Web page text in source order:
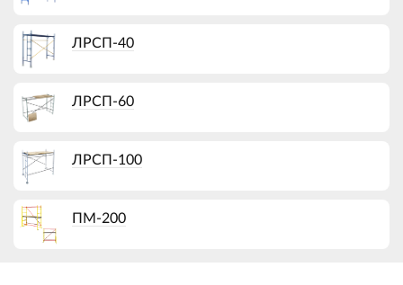
ЛРСП-40
ЛРСП-60
ЛРСП-100
ПМ-200